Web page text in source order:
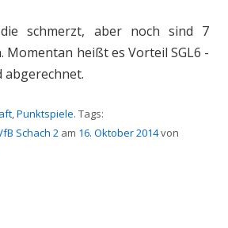
schmerzt, aber noch sind 7
Momentan heißt es Vorteil SGL6 -
abgerechnet.
,Punktspiele. Tags:
Schach 2 am 16. Oktober 2014von